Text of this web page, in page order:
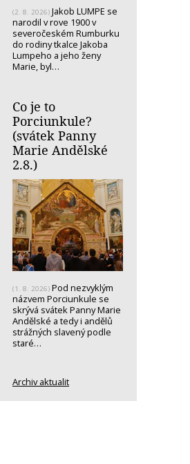
(2. 8. 2026) Jakob LUMPE se
narodil v rove 1900 v
severočeském Rumburku
do rodiny tkalce Jakoba
Lumpeho a jeho ženy
Marie, byl…
Co je to
Porciunkule?
(svátek Panny
Marie Andělské
2.8.)
(1. 8. 2026) Pod nezvyklým
názvem Porciunkule se
skrývá svátek Panny Marie
Andělské a tedy i andělů
strážných slavený podle
staré…
Archiv aktualit